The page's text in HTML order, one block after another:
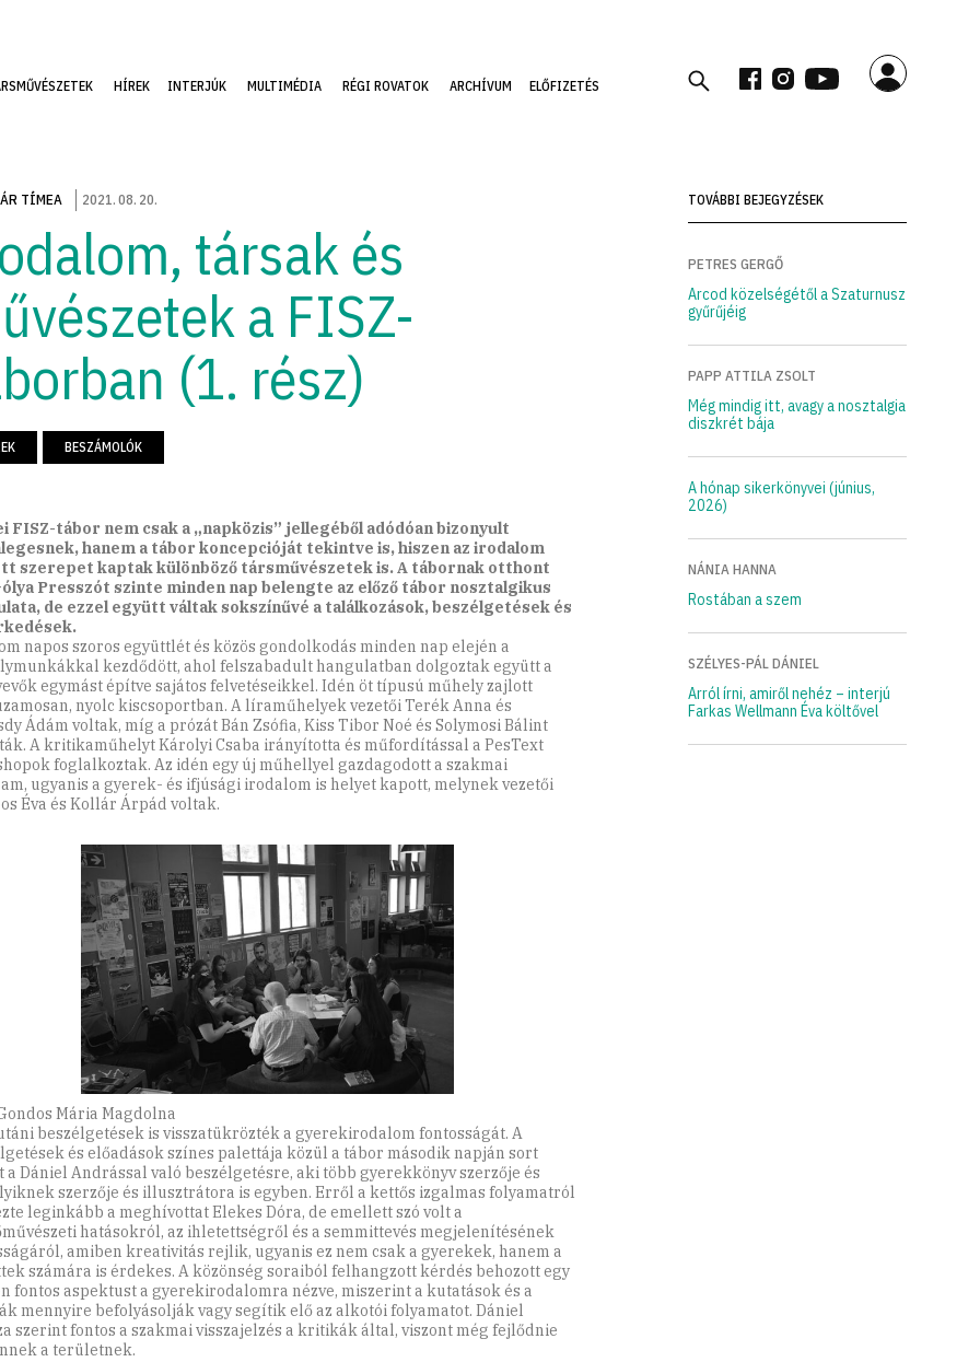
HÍREK INTERJÚK MULTIMÉDIA RÉGI ROVATOK ARCHÍVUM ELŐFIZETÉS
TÍMEA 2021.08. 20.
társak és
a FISZ-
(1. rész)
BESZÁMOLÓK
FISZ-tábor nem csak a „napközis” jellegéből adódóan bizonyult
hanem a tábor koncepcióját tekintve is, hiszen az irodalom
szerepet kaptak különböző társművészetek is. A tábornak otthont
Presszót szinte minden nap belengte az előző tábor nosztalgikus
de ezzel együtt váltak sokszínűvé a találkozások, beszélgetések és
napos szoros együttlét és közös gondolkodás minden nap elején a
kezdődött, ahol felszabadult hangulatban dolgoztak együtt a
egymást építve sajátos felvetéseikkel. Idén öt típusú műhely zajlott
nyolc kiscsoportban. A líraműhelyek vezetői Terék Anna és
Ádám voltak, míg a prózát Bán Zsófia, Kiss Tibor Noé és Solymosi Bálint
A kritikaműhelyt Károlyi Csaba irányította és műfordítással a PesText
foglalkoztak. Az idén egy új műhellyel gazdagodott a szakmai
ugyanis a gyerek- és ifjúsági irodalom is helyet kapott, melynek vezetői
Éva és Kollár Árpád voltak.
Mária Magdolna
beszélgetések is visszatükrözték a gyerekirodalom fontosságát. A
és előadások színes palettája közül a tábor második napján sort
Dániel Andrással való beszélgetésre, aki több gyerekkönyv szerzője és
szerzője és illusztrátora is egyben. Erről a kettős izgalmas folyamatról
leginkább a meghívottat Elekes Dóra, de emellett szó volt a
hatásokról, az ihletettségről és a semmittevés megjelenítésének
amiben kreativitás rejlik, ugyanis ez nem csak a gyerekek, hanem a
számára is érdekes. A közönség soraiból felhangzott kérdés behozott egy
fontos aspektust a gyerekirodalomra nézve, miszerint a kutatások és a
mennyire befolyásolják vagy segítik elő az alkotói folyamatot. Dániel
szerint fontos a szakmai visszajelzés a kritikák által, viszont még fejlődnie
a területnek.
TOVÁBBI BEJEGYZÉSEK
PETRES GERGŐ
Arcod közelségétől a Szaturnusz
gyűrűjéig
PAPP ATTILA ZSOLT
Még mindig itt, avagy a nosztalgia
diszkrét bája
A hónap sikerkönyvei (június,
2026)
NÁNIA HANNA
Rostában a szem
SZÉLYES-PÁL DÁNIEL
Arról írni, amiről nehéz – interjú
Farkas Wellmann Éva költővel